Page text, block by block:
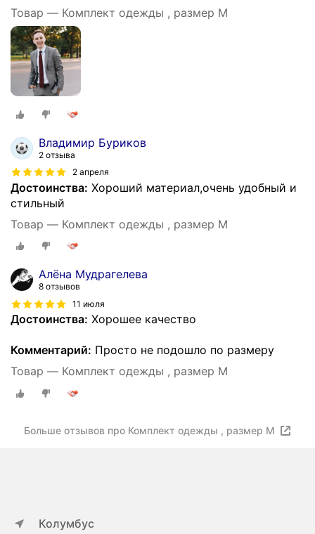
Товар — Комплект одежды , размер M
Владимир Буриков
2 отзыва
2 апреля
Достоинства: Хороший материал,очень удобный и
стильный
Товар — Комплект одежды , размер M
Алёна Мудрагелева
8 отзывов
11 июля
Достоинства: Хорошее качество
Комментарий: Просто не подошло по размеру
Товар — Комплект одежды , размер M
Больше отзывов про Комплект одежды , размер M
Колумбус